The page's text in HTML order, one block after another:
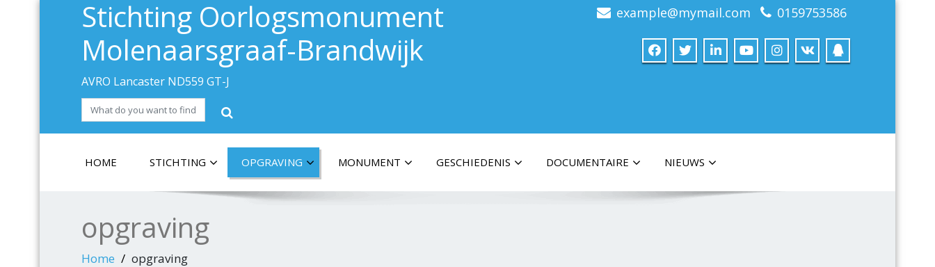
Stichting Oorlogsmonument
Molenaarsgraaf-Brandwijk
AVRO Lancaster ND559 GT-J
example@mymail.com 0159753586
HOME STICHTING OPGRAVING MONUMENT GESCHIEDENIS DOCUMENTAIRE NIEUWS
opgraving
Home opgraving